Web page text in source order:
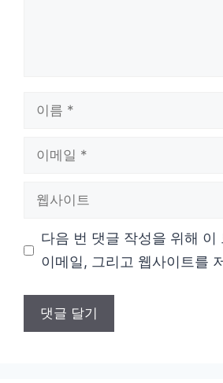
다음 번 댓글 작성을 위해 이
이메일, 그리고 웹사이트를